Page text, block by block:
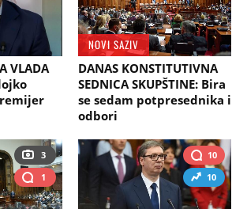
VLADA
NOVI SAZIV
DANAS KONSTITUTIVNA
SEDNICA SKUPŠTINE: Bira
se sedam potpresednika i
odbori
3
1
10
10